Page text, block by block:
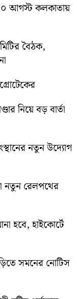
আগস্ট কলকাতায়
বৈঠক,
নিয়ে বড় বার্তা
নতুন উদ্যোগ
নতুন রেলপথের
হবে, হাইকোর্টে
সমনের নোটিস